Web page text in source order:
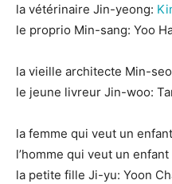
la vétérinaire Jin-yeong:
le proprio Min-sang: Yoo
la vieille architecte Min-
le jeune livreur Jin-woo:
la femme qui veut un
l’homme qui veut un
la petite fille Ji-yu: Yoon